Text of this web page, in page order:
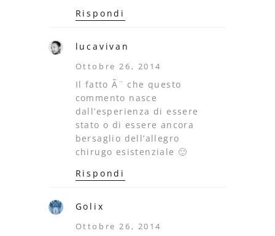
Rispondi
lucavivan
Ottobre 26, 2014
Il fatto Ã¨ che questo
commento nasce
dall’esperienza di essere
stato o di essere ancora
bersaglio dell’allegro
chirugo esistenziale 🙂
Rispondi
Golix
Ottobre 26, 2014